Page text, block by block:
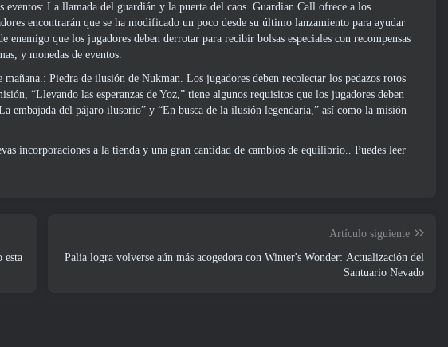
La llamada del guardián y la puerta del caos. Guardian Call ofrece a los
encontrarán que se ha modificado un poco desde su último lanzamiento para ayudar
que los jugadores deben derrotar para recibir bolsas especiales con recompensas
y monedas de eventos.
Piedra de ilusión de Nukman. Los jugadores deben recolectar los pedazos rotos
“Llevando las esperanzas de Yoz,” tiene algunos requisitos que los jugadores deben
embajada del pájaro ilusorio” y “En busca de la ilusión legendaria,” así como la misión
incorporaciones a la tienda y una gran cantidad de cambios de equilibrio.. Puedes leer
esta
Artículo siguiente
Palia logra volverse aún más acogedora con Winter's Wonder: Actualización del
Santuario Nevado